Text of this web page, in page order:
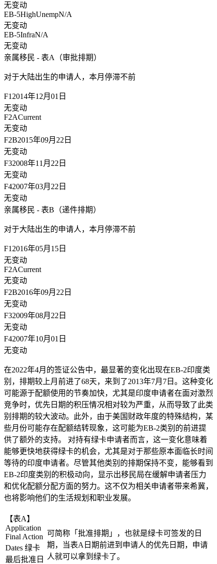
无变动
EB-5HighUnempN/A
无变动
EB-5InfraN/A
无变动
亲属移民 - 表A（审批排期）
对于大陆出生的申请人， 本月停滞不前
F1 2014年12月01日
无变动
F2ACurrent
无变动
F2B2015年09月22日
无变动
F32008年11月22日
无变动
F42007年03月22日
无变动
亲属移民 - 表B（递件排期）
对于大陆出生的申请人， 本月停滞不前
F1 2016年05月15日
无变动
F2ACurrent
无变动
F2B2016年09月22日
无变动
F32009年08月22日
无变动
F42007年10月01日
无变动
在2022年4月的签证公告中，最显著的变化出现在EB-2印度类
别，排期较上月前进了68天，来到了2013年7月7日。这种变化
可能源于配额使用的节奏加快，尤其是印度申请者在面对激烈
竞争时，优先日期的积压情况相对较为严重，从而导致了此类
别排期的较大波动。此外，由于美国财政年度的特殊结构，某
些月份可能存在配额结转现象，这可能为EB-2类别的前进提
供了额外的支持。 对持有绿卡申请者而言，这一变化意味着
能够更快地获得绿卡的机会，尤其是对于那些原本面临长时间
等待的印度申请者。尽管其他类别的排期保持不变，能够看到
EB-2印度类别的积极动向，显示出移民局在缓解申请者压力
和优化配额分配方面的努力。这不仅为相关申请者带来希冀，
也将影响他们的生活规划和职业发展。
【表A】
Application
Final Action
Dates 绿卡
最后批准日
可简称「批准排期」，也就是绿卡可签发的日
期，当表A日期前进到申请人的优先日期，申请
人就可以拿到绿卡了。